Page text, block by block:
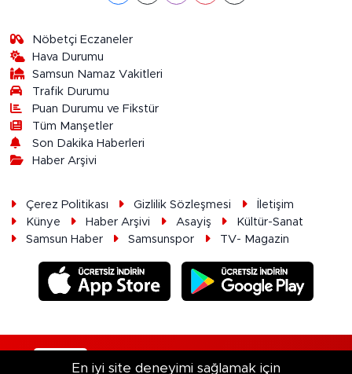
Nöbetçi Eczaneler
Hava Durumu
Samsun Namaz Vakitleri
Trafik Durumu
Puan Durumu ve Fikstür
Tüm Manşetler
Son Dakika Haberleri
Haber Arşivi
Çerez Politikası Gizlilik Sözleşmesi
İletişim
Künye
Haber Arşivi Asayiş
Kültür-Sanat
Samsun Haber
Samsunspor TV- Magazin
RSS Copyright © 2026. Her hakkı saklıdır.
En iyi site deneyimi sağlamak için